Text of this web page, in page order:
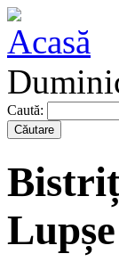
Caută:
Lupșe